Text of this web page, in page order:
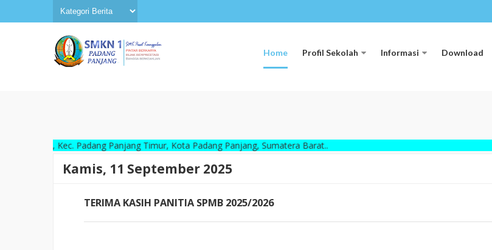
Home Profil Sekolah Informasi Download
Kec. Padang Panjang Timur, Kota Padang Panjang, Sumatera Barat..
Kamis, 11 September 2025
TERIMA KASIH PANITIA SPMB 2025/2026